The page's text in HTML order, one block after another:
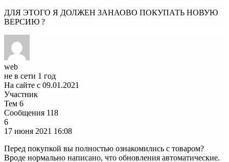
ДЛЯ ЭТОГО Я ДОЛЖЕН ЗАНАОВО ПОКУПАТЬ НОВУЮ
ВЕРСИЮ ?
web
не в сети 1 год
На сайте с 09.01.2021
Участник
Тем 6
Сообщения 118
6
17 июня 2021 16:08
Перед покупкой вы полностью ознакомились с товаром?
Вроде нормально написано, что обновления автоматические.